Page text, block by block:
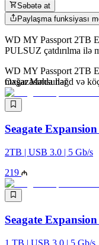
Səbətə at
Paylaşma funksiyası
WD MY Passport 2TB
PULSUZ çatdırılma ilə
WD MY Passport 2TB
mağazasında nəğd və
Oxşar Məhsullar
Seagate
2TB | USB 3.0 | 5 Gb/s
219
Seagate
1 TB | USB 3.0 | 5 Gb/s